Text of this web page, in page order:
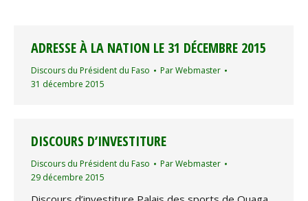
ADRESSE À LA NATION LE 31 DÉCEMBRE 2015
Discours du Président du Faso ParWebmaster
31 décembre 2015
DISCOURS D’INVESTITURE
Discours du Président du Faso ParWebmaster
29 décembre 2015